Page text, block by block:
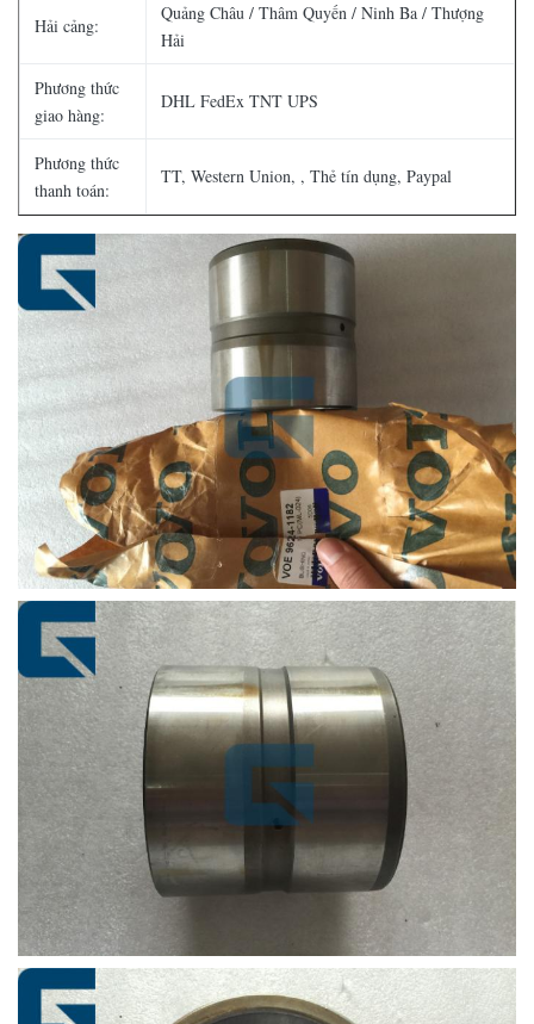
Hải cảng:
Quảng Châu / Thâm Quyến / Ninh Ba / Thượng
Hải
Phương thức
giao hàng:
DHL FedEx TNT UPS
Phương thức
thanh toán:
TT, Western Union, , Thẻ tín dụng, Paypal